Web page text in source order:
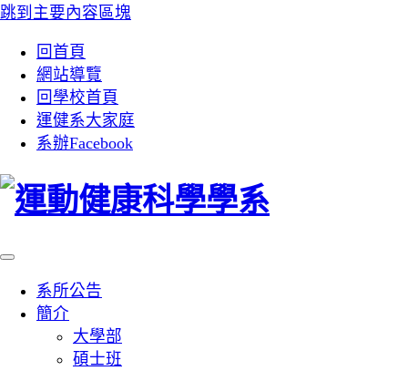
跳到主要內容區塊
回首頁
網站導覽
回學校首頁
運健系大家庭
系辦Facebook
系所公告
簡介
大學部
碩士班